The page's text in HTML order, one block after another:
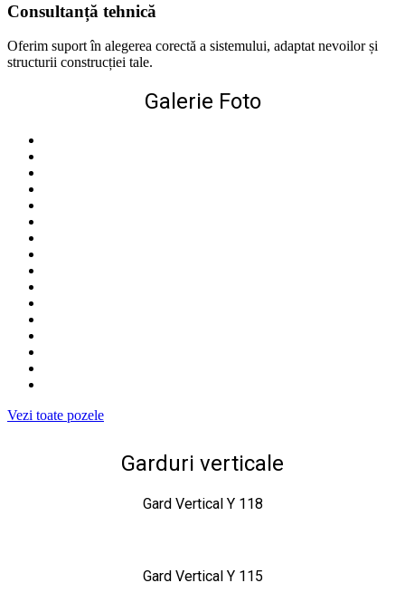
Consultanță tehnică
Oferim suport în alegerea corectă a sistemului, adaptat nevoilor și
structurii construcției tale.
Galerie Foto
Vezi toate pozele
Garduri verticale
Gard Vertical Y 118
Gard Vertical Y 115